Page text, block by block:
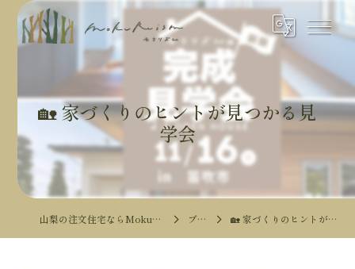
🏡 家づくりのヒントが見つかる見
学会
山梨の注文住宅ならMokureismモクリズム ブログ 🏡 家づくりのヒントが見つかる見学会